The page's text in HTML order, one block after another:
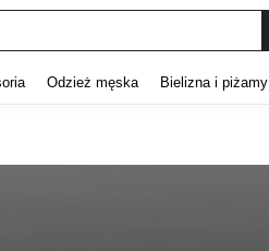
Odzież męska Bielizna i piżamy